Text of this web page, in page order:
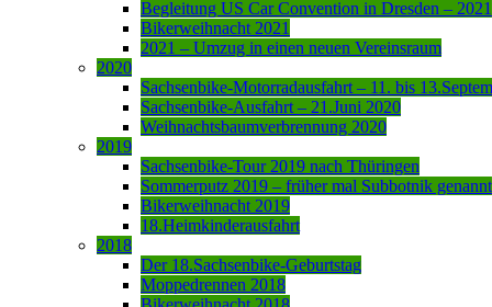
Begleitung US Car Convention in Dresden – 2021
Bikerweihnacht 2021
2021 – Umzug in einen neuen Vereinsraum
2020
Sachsenbike-Motorradausfahrt – 11. bis
Sachsenbike-Ausfahrt – 21.Juni 2020
Weihnachtsbaumverbrennung 2020
2019
Sachsenbike-Tour 2019 nach Thüringen
Sommerputz 2019 – früher mal Subbotnik genannt
Bikerweihnacht 2019
18.Heimkinderausfahrt
2018
Der 18.Sachsenbike-Geburtstag
Moppedrennen 2018